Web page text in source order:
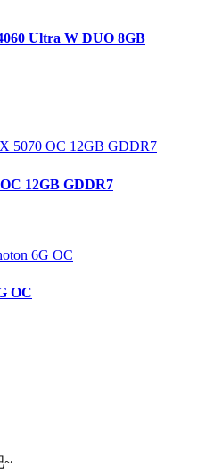
Ultra W DUO 8GB
12GB GDDR7
OC
~